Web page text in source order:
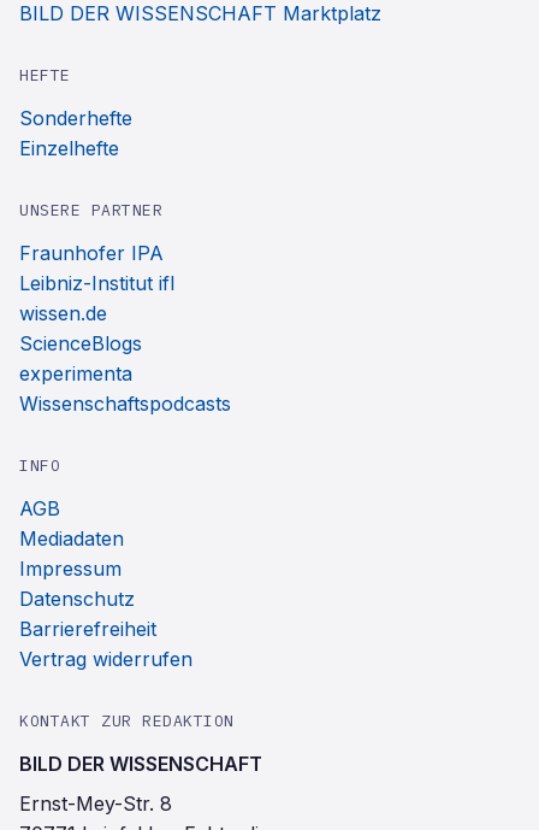
BILD DER WISSENSCHAFT Marktplatz
HEFTE
Sonderhefte
Einzelhefte
UNSERE PARTNER
Fraunhofer IPA
Leibniz-Institut ifl
wissen.de
ScienceBlogs
experimenta
Wissenschaftspodcasts
INFO
AGB
Mediadaten
Impressum
Datenschutz
Barrierefreiheit
Vertrag widerrufen
KONTAKT ZUR REDAKTION
BILD DER WISSENSCHAFT
Ernst-Mey-Str. 8